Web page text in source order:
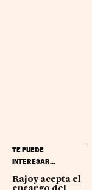
TE PUEDE
INTERESAR...
Rajoy acepta el